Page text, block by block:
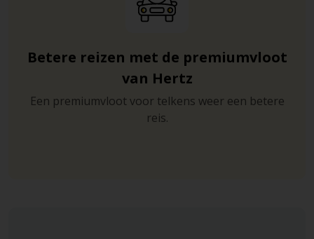
Betere reizen met de premiumvloot
van Hertz
Een premiumvloot voor telkens weer een betere
reis.